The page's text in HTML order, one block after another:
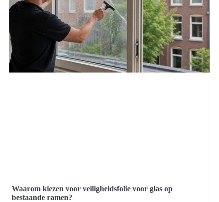
Waarom kiezen voor veiligheidsfolie voor glas op
bestaande ramen?